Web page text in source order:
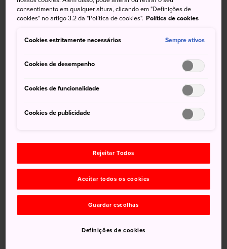
um dos dois aeroportos locais. Chegando lá, alugar um
carro é a maneira mais fácil de se locomover.
Não perca
caminhadas incríveis e atividades ao ar livre no
O litoral recortado, as águas cristalinas e as
enseadas escondidas de Uradome
Uma empolgante peregrinação ao longo de um
dos caminhos mais difíceis do Japão no Monte
consentimento em qualquer altura, clicando em "Definições de
cookies" no artigo 3.2 da "Política de cookies". Política de cookies
Cookies estritamente necessários Sempre ativos
Cookies de desempenho
Cookies de funcionalidade
Cookies de publicidade
Rejeitar Todos
Aceitar todos os cookies
Guardar escolhas
Definições de cookies